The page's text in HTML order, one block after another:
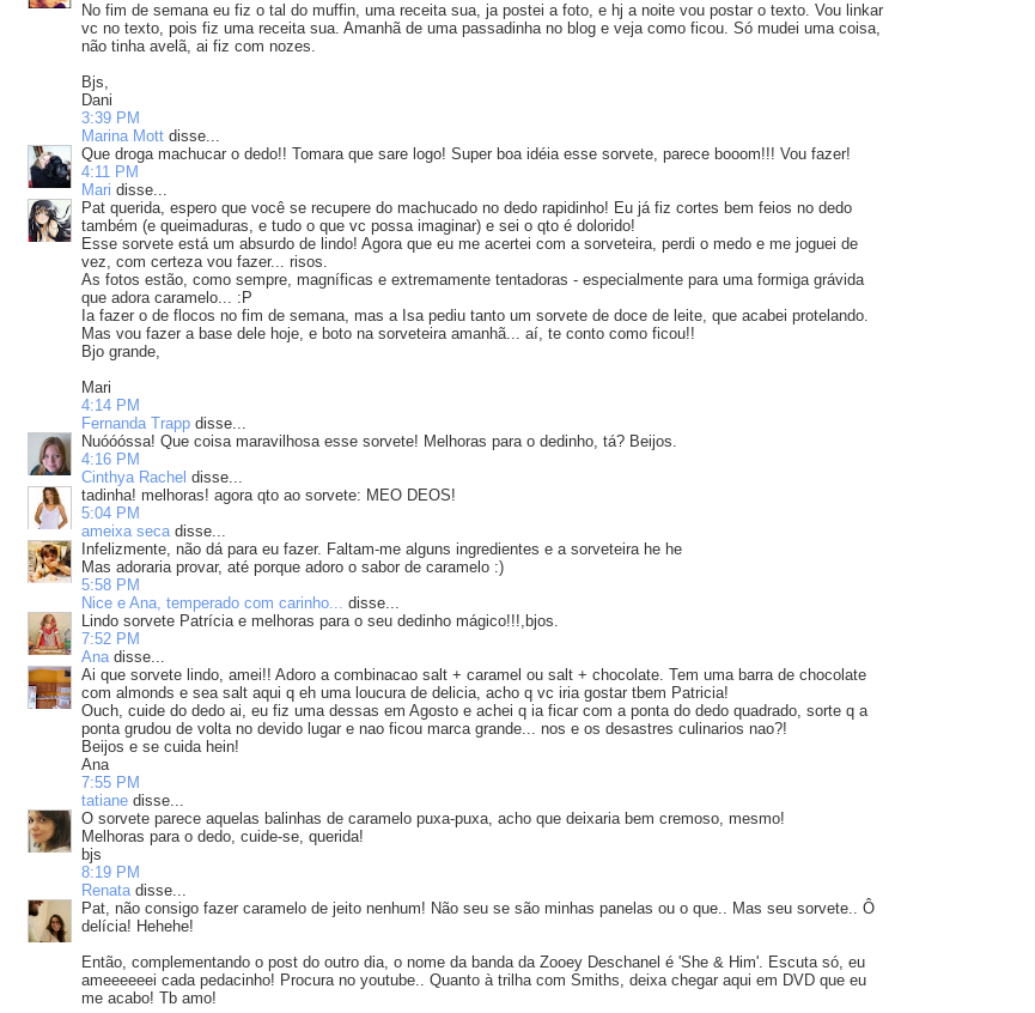
No fim de semana eu fiz o tal do muffin, uma receita sua, ja postei a foto, e hj a noite vou postar o texto. Vou linkar
vc no texto, pois fiz uma receita sua. Amanhã de uma passadinha no blog e veja como ficou. Só mudei uma coisa,
não tinha avelã, ai fiz com nozes.
Bjs,
Dani
3:39 PM
Marina Mott disse...
Que droga machucar o dedo!! Tomara que sare logo! Super boa idéia esse sorvete, parece booom!!! Vou fazer!
4:11 PM
Mari disse...
Pat querida, espero que você se recupere do machucado no dedo rapidinho! Eu já fiz cortes bem feios no dedo
também (e queimaduras, e tudo o que vc possa imaginar) e sei o qto é dolorido!
Esse sorvete está um absurdo de lindo! Agora que eu me acertei com a sorveteira, perdi o medo e me joguei de
vez, com certeza vou fazer... risos.
As fotos estão, como sempre, magníficas e extremamente tentadoras - especialmente para uma formiga grávida
que adora caramelo... :P
Ia fazer o de flocos no fim de semana, mas a Isa pediu tanto um sorvete de doce de leite, que acabei protelando.
Mas vou fazer a base dele hoje, e boto na sorveteira amanhã... aí, te conto como ficou!!
Bjo grande,
Mari
4:14 PM
Fernanda Trapp disse...
Nuóóóssa! Que coisa maravilhosa esse sorvete! Melhoras para o dedinho, tá? Beijos.
4:16 PM
Cinthya Rachel disse...
tadinha! melhoras! agora qto ao sorvete: MEO DEOS!
5:04 PM
ameixa secadisse...
Infelizmente, não dá para eu fazer. Faltam-me alguns ingredientes e a sorveteira he he
Mas adoraria provar, até porque adoro o sabor de caramelo :)
5:58 PM
Nice e Ana, temperado com carinho... disse...
Lindo sorvete Patrícia e melhoras para o seu dedinho mágico!!!,bjos.
7:52 PM
Anadisse...
Ai que sorvete lindo, amei!! Adoro a combinacao salt + caramel ou salt + chocolate. Tem uma barra de chocolate
com almonds e sea salt aqui q eh uma loucura de delicia, acho q vc iria gostar tbem Patricia!
Ouch, cuide do dedo ai, eu fiz uma dessas em Agosto e achei q ia ficar com a ponta do dedo quadrado, sorte q a
ponta grudou de volta no devido lugar e nao ficou marca grande... nos e os desastres culinarios nao?!
Beijos e se cuida hein!
Ana
7:55 PM
tatiane disse...
O sorvete parece aquelas balinhas de caramelo puxa-puxa, acho que deixaria bem cremoso, mesmo!
Melhoras para o dedo, cuide-se, querida!
bjs
8:19 PM
Renatadisse...
Pat, não consigo fazer caramelo de jeito nenhum! Não seu se são minhas panelas ou o que.. Mas seu sorvete.. Ô
delícia! Hehehe!
Então, complementando o post do outro dia, o nome da banda da Zooey Deschanel é 'She & Him'. Escuta só, eu
ameeeeeei cada pedacinho! Procura no youtube.. Quanto à trilha com Smiths, deixa chegar aqui em DVD que eu
me acabo! Tb amo!